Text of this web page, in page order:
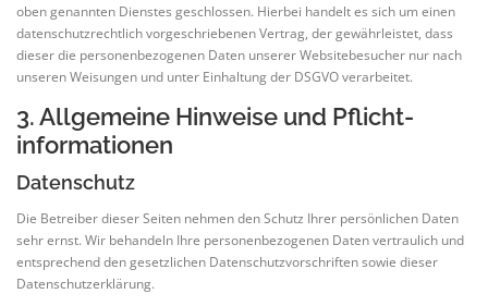
oben genannten Dienstes geschlossen. Hierbei handelt es sich um einen
datenschutzrechtlich vorgeschriebenen Vertrag, der gewährleistet, dass
dieser die personenbezogenen Daten unserer Websitebesucher nur nach
unseren Weisungen und unter Einhaltung der DSGVO verarbeitet.
3. Allgemeine Hinweise und Pflicht­
informationen
Datenschutz
Die Betreiber dieser Seiten nehmen den Schutz Ihrer persönlichen Daten
sehr ernst. Wir behandeln Ihre personenbezogenen Daten vertraulich und
entsprechend den gesetzlichen Datenschutzvorschriften sowie dieser
Datenschutzerklärung.